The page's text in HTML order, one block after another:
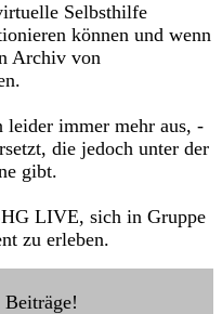
Selbsthilfe
können und wenn
Archiv von
immer mehr aus, -
die jedoch unter der
gibt.
LIVE, sich in Gruppe
zu erleben.